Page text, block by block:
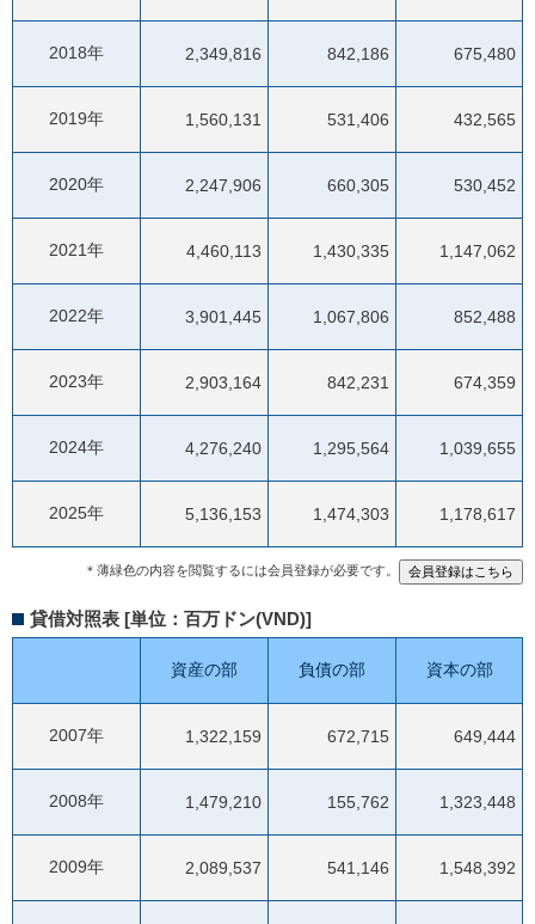
2018年 2,349,816 842,186 675,480
2019年 1,560,131 531,406 432,565
2020年 2,247,906 660,305 530,452
2021年 4,460,113 1,430,335 1,147,062
2022年 3,901,445 1,067,806 852,488
2023年 2,903,164 842,231 674,359
2024年 4,276,240 1,295,564 1,039,655
2025年 5,136,153 1,474,303 1,178,617
＊薄緑色の内容を閲覧するには会員登録が必要です。
貸借対照表 [単位：百万ドン(VND)]
資産の部 負債の部 資本の部
2007年 1,322,159 672,715 649,444
2008年 1,479,210 155,762 1,323,448
2009年 2,089,537 541,146 1,548,392